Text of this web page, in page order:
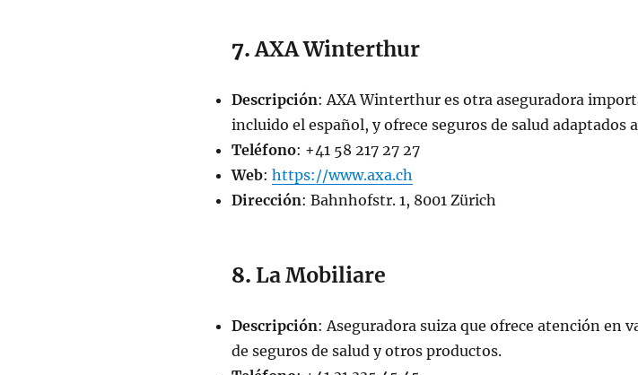
7.AXA Winterthur
Descripción: AXA Winterthur es otra aseguradora
incluido el español, y ofrece seguros de salud adaptados
Teléfono: +41 58 217 27 27
Web: https://www.axa.ch
Dirección: Bahnhofstr. 1, 8001 Zürich
8. La Mobiliare
Descripción: Aseguradora suiza que ofrece atención en
de seguros de salud y otros productos.